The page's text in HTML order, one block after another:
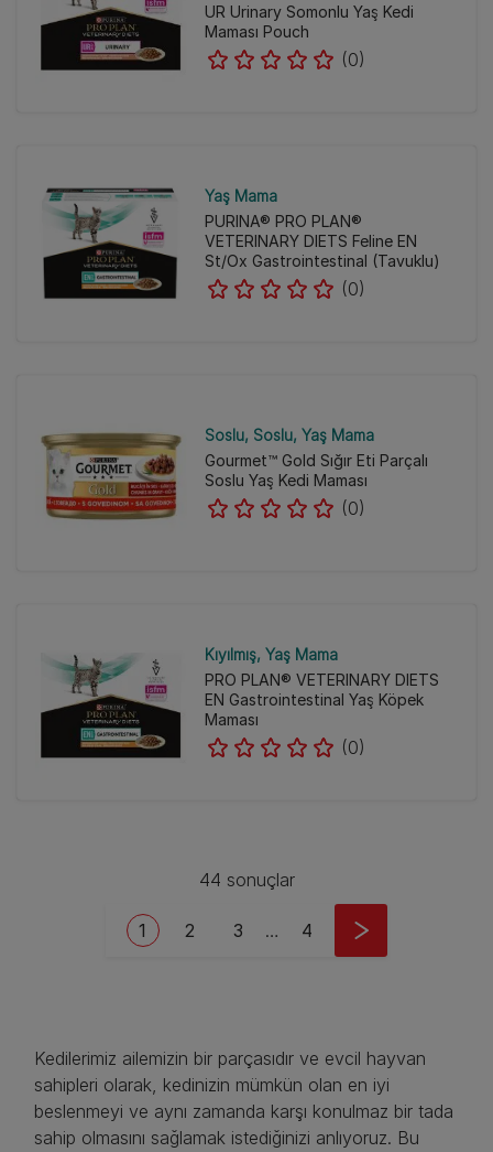
UR Urinary Somonlu Yaş Kedi
Maması Pouch
(0)
Yaş Mama
PURINA® PRO PLAN®
VETERINARY DIETS Feline EN
St/Ox Gastrointestinal (Tavuklu)
(0)
Soslu Soslu Yaş Mama
Gourmet™ Gold Sığır Eti Parçalı
Soslu Yaş Kedi Maması
(0)
Kıyılmış Yaş Mama
PRO PLAN® VETERINARY DIETS
EN Gastrointestinal Yaş Köpek
Maması
(0)
44 sonuçlar
Current page
1 Sayfa
2 Sayfa
3 … Last page
4
Kedilerimiz ailemizin bir parçasıdır ve evcil hayvan
sahipleri olarak, kedinizin mümkün olan en iyi
beslenmeyi ve aynı zamanda karşı konulmaz bir tada
sahip olmasını sağlamak istediğinizi anlıyoruz. Bu